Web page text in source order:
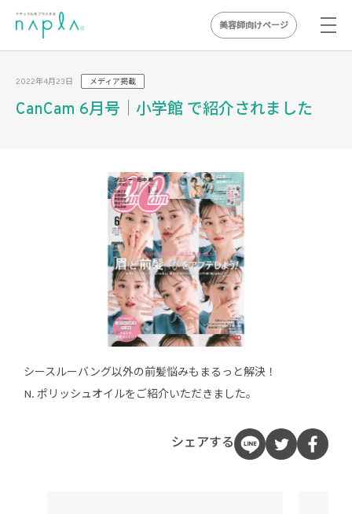
content
美容師向けページ
2022年4月23日 メディア掲載
CanCam 6月号｜小学館 で紹介されました
シースルーバング以外の前髪悩みもまるっと解決！
N. ポリッシュオイルをご紹介いただきました。
シェアする